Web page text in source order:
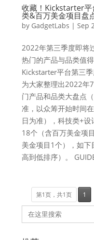
收藏！Kickstarter平
类&百万美金项目盘
by GadgetLabs | Sep
​2022年第三季度即将
热门的产品与品类值
Kickstarter平台第三
为大家整理出2022年
门产品和品类大盘点
准，以众筹开始时间
日为准），科技类+
18个（含百万美金项
美金项目1个），如下
高到低排序）。
第1页，共1页 1
Search
for: